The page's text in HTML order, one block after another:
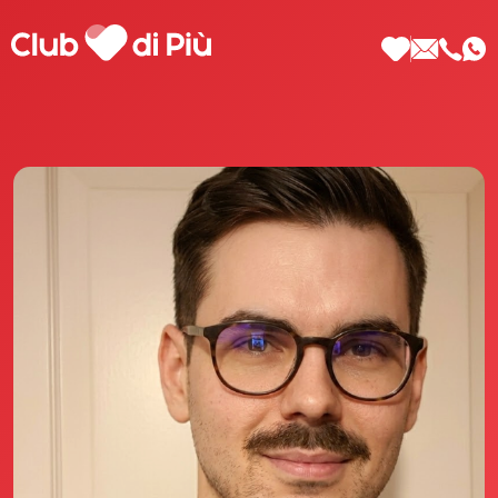
Scopri Club di Più
Le testimonianze Club di Più
La fondatrice Valeria Pilla
Annunci Donne
Agenzia matrimoniale Club di Più